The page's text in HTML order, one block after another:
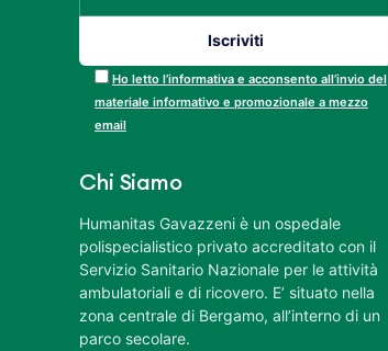
Ho letto l’informativa e acconsento all’invio del
materiale informativo e promozionale a mezzo
email
Chi Siamo
Humanitas Gavazzeni è un ospedale
polispecialistico privato accreditato con il
Servizio Sanitario Nazionale per le attività
ambulatoriali e di ricovero. E’ situato nella
zona centrale di Bergamo, all’interno di un
parco secolare.